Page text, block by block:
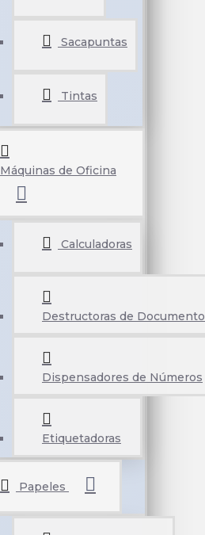
Sacapuntas
Tintas
Máquinas de Oficina
Calculadoras
Destructoras de
Dispensadores de Números
Etiquetadoras
Papeles